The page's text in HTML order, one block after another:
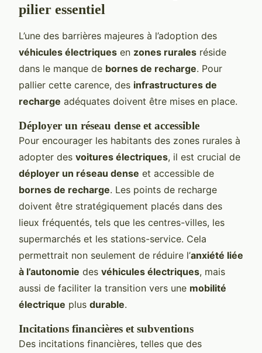
pilier essentiel
L’une des barrières majeures à l’adoption des
véhicules électriques en zones rurales réside
dans le manque de bornes de recharge. Pour
pallier cette carence, des infrastructures de
recharge adéquates doivent être mises en place.
Déployer un réseau dense et accessible
Pour encourager les habitants des zones rurales à
adopter des voitures électriques, il est crucial de
déployer un réseau dense et accessible de
bornes de recharge. Les points de recharge
doivent être stratégiquement placés dans des
lieux fréquentés, tels que les centres-villes, les
supermarchés et les stations-service. Cela
permettrait non seulement de réduire l’anxiété liée
à l’autonomie des véhicules électriques, mais
aussi de faciliter la transition vers une mobilité
électrique plus durable.
Incitations financières et subventions
Des incitations financières, telles que des